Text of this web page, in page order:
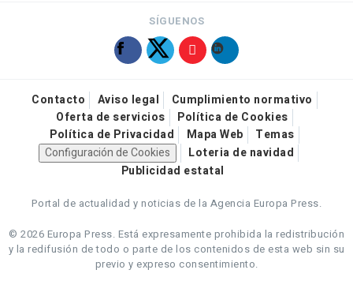
SÍGUENOS
Contacto Aviso legal
Cumplimiento normativo
Oferta de servicios
Política de Cookies
Política de Privacidad
Mapa Web
Temas
Configuración de Cookies
Loteria de navidad
Publicidad estatal
Portal de actualidad y noticias de la Agencia Europa Press.
© 2026 Europa Press. Está expresamente prohibida la redistribución
y la redifusión de todo o parte de los contenidos de esta web sin su
previo y expreso consentimiento.